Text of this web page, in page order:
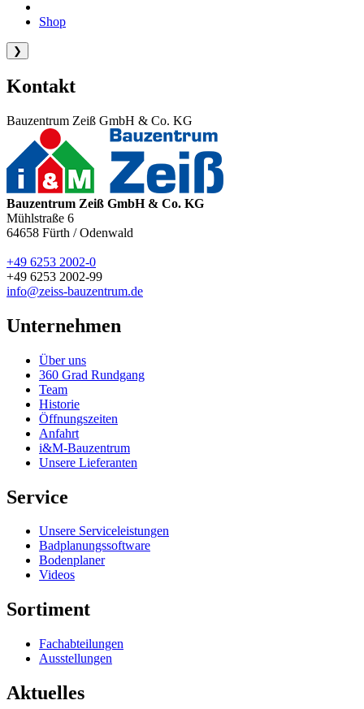
Shop
❯
Kontakt
Bauzentrum Zeiß GmbH & Co. KG
Bauzentrum Zeiß GmbH & Co. KG
Mühlstraße 6
64658 Fürth / Odenwald
+49 6253 2002-0
+49 6253 2002-99
info@zeiss-bauzentrum.de
Unternehmen
Über uns
360 Grad Rundgang
Team
Historie
Öffnungszeiten
Anfahrt
i&M-Bauzentrum
Unsere Lieferanten
Service
Unsere Serviceleistungen
Badplanungssoftware
Bodenplaner
Videos
Sortiment
Fachabteilungen
Ausstellungen
Aktuelles